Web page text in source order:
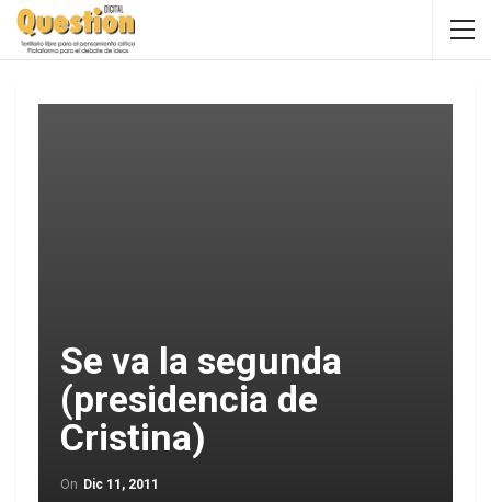
Se va la segunda
(presidencia de
Cristina)
On Dic 11, 2011